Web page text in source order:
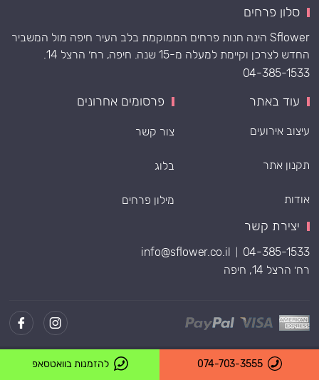
סלון פרחים
Sflower הינה חנות פרחים הממוקמת בלב העיר חיפה מול המשביר
החדש לצרכן וקיימת למעלה מ-15 שנה. חיפה, רח׳ הרצל 14.
04-385-1533
עוד באתר
עיצוב אירועים
תקנון אתר
אודות
פרסומים אחרונים
צור קשר
בלוג
מילון פרחים
יצירת קשר
04-385-1533
info@sflower.co.il
רח׳ הרצל 14, חיפה
Powered by
074-703-3555 להזמנות בוואטסאפ